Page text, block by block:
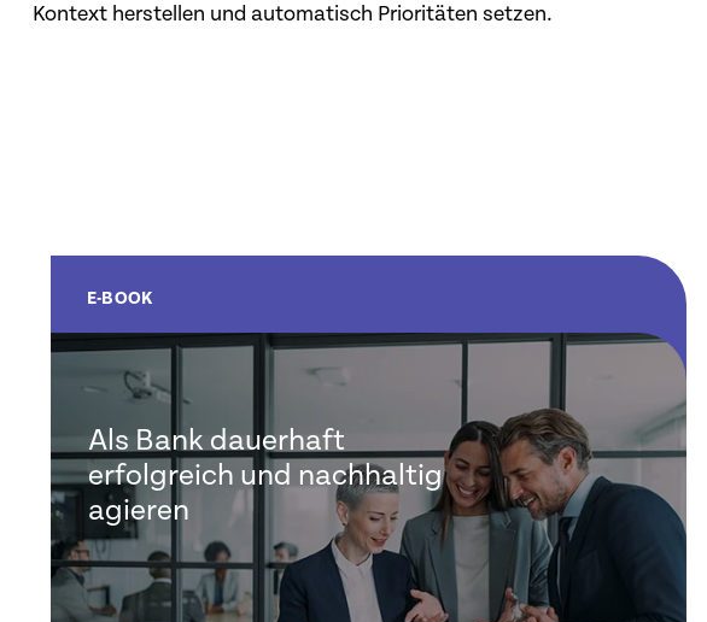
Kontext herstellen und automatisch Prioritäten setzen.
E-BOOK
Als Bank dauerhaft
erfolgreich und nachhaltig
agieren